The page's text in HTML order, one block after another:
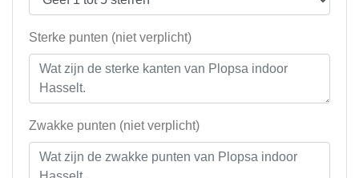
Sterke punten (niet verplicht)
Zwakke punten (niet verplicht)